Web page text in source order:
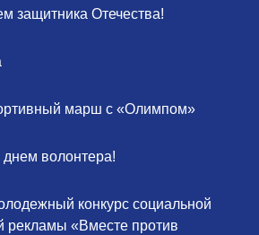
защитника Отечества!
марш с «Олимпом»
волонтера!
конкурс социальной
рекламы «Вместе против